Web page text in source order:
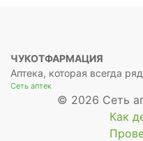
ЧУКОТФАРМАЦИЯ
Аптека, которая всегда
Сеть аптек
© 2026 Сеть
Как